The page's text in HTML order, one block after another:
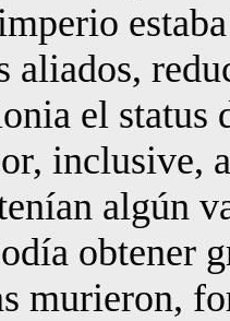
aliados,
el status
inclusive,
algún
obtener
murieron,